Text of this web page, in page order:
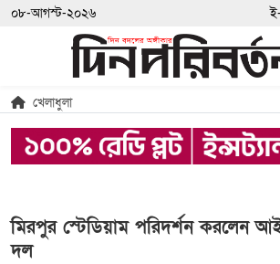
০৮-আগস্ট-২০২৬
খেলাধুলা
মিরপুর স্টেডিয়াম পরিদর্শন করলেন
দল